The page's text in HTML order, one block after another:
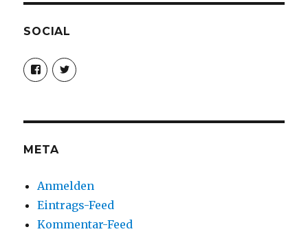
SOCIAL
Profil
von
christoph.fleischer1
anzeigen
Profil
von
anzeigen
META
Anmelden
Eintrags-Feed
Kommentar-Feed